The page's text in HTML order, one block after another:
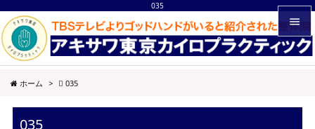
035


メニュ
ホーム > 035
035